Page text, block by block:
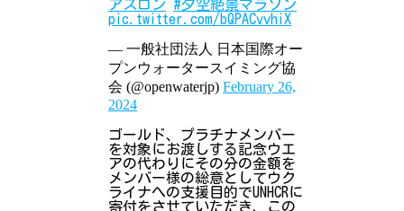
アスロン
#夕空絶景マラソン
pic.twitter.com/bQPACvvhiX
— 一般社団法人 日本国際オー
プンウォータースイミング協
会 (@openwaterjp) February 26,
2024
ゴールド、プラチナメンバー
を対象にお渡しする記念ウエ
アの代わりにその分の金額を
メンバー様の総意としてウク
ライナへの支援目的でUNHCRに
寄付をさせていただき、この